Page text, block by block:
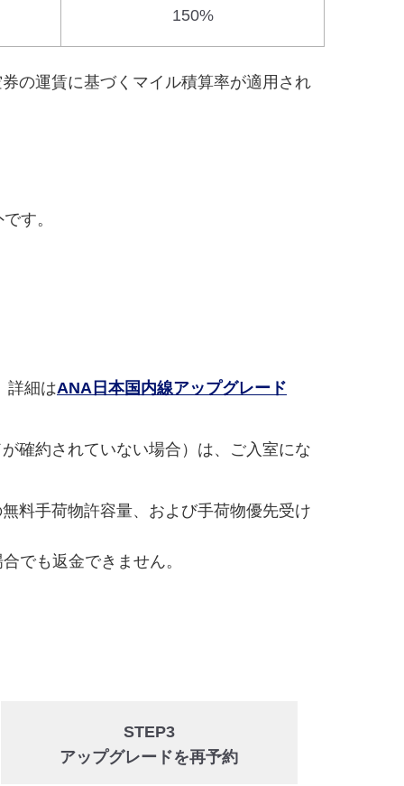
150%
の運賃に基づくマイル積算率が適用され
す。
詳細はANA日本国内線アップグレード
確約されていない場合）は、ご入室にな
料手荷物許容量、および手荷物優先受け
でも返金できません。
STEP3
アップグレードを再予約